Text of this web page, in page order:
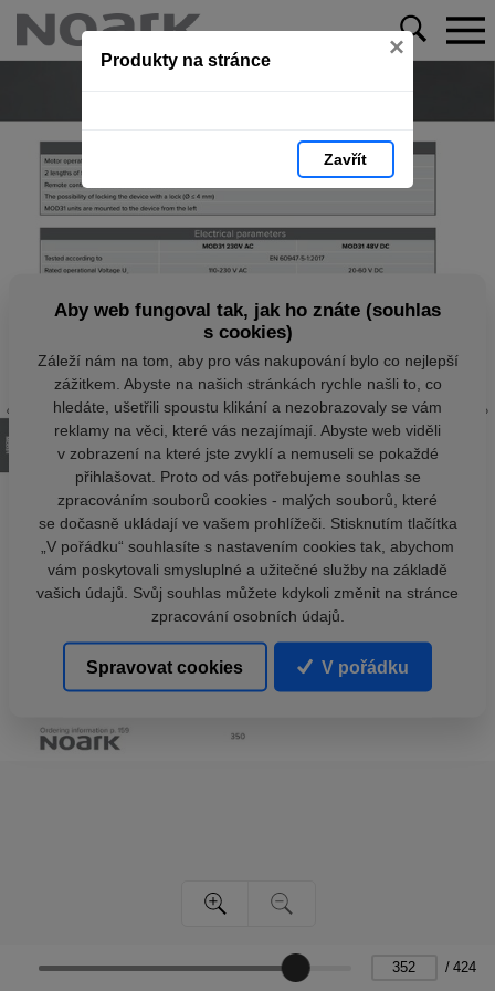
Produkty na stránce ×
Zavřít
/ 424
Aby web fungoval tak, jak ho znáte (souhlas
s cookies)
Záleží nám na tom, aby pro vás nakupování bylo co nejlepší
zážitkem. Abyste na našich stránkách rychle našli to, co
hledáte, ušetřili spoustu klikání a nezobrazovaly se vám
reklamy na věci, které vás nezajímají. Abyste web viděli
v zobrazení na které jste zvyklí a nemuseli se pokaždé
přihlašovat. Proto od vás potřebujeme souhlas se
zpracováním souborů cookies - malých souborů, které
se dočasně ukládají ve vašem prohlížeči. Stisknutím tlačítka
„V pořádku“ souhlasíte s nastavením cookies tak, abychom
vám poskytovali smysluplné a užitečné služby na základě
vašich údajů. Svůj souhlas můžete kdykoli změnit na stránce
zpracování osobních údajů.
Spravovat cookies V pořádku